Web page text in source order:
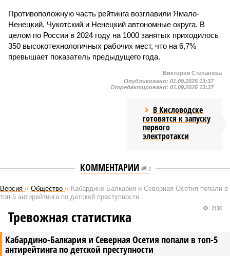
Противоположную часть рейтинга возглавили Ямало-
Ненецкий, Чукотский и Ненецкий автономные округа. В
целом по России в 2024 году на 1000 занятых приходилось
350 высокотехнологичных рабочих мест, что на 6,7%
превышает показатель предыдущего года.
Виктория Степанова
Опубликовано: 01.09.2025 13:37
Отредактировано: 01.09.2025 13:37
В Кисловодске
готовятся к запуску
первого
электротакси
КОММЕНТАРИИ 0
Версия // Общество // Кабардино-Балкария и Северная Осетия попали в
топ-5 антирейтинга по детской преступности
Кабардино-Балкария и Северная Осетия попали в топ-5
антирейтинга по детской преступности
2138
Тревожная статистика